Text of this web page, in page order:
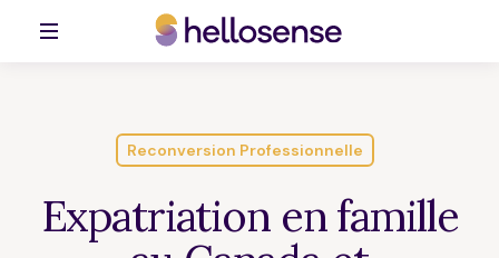
Reconversion Professionnelle
Expatriation en famille